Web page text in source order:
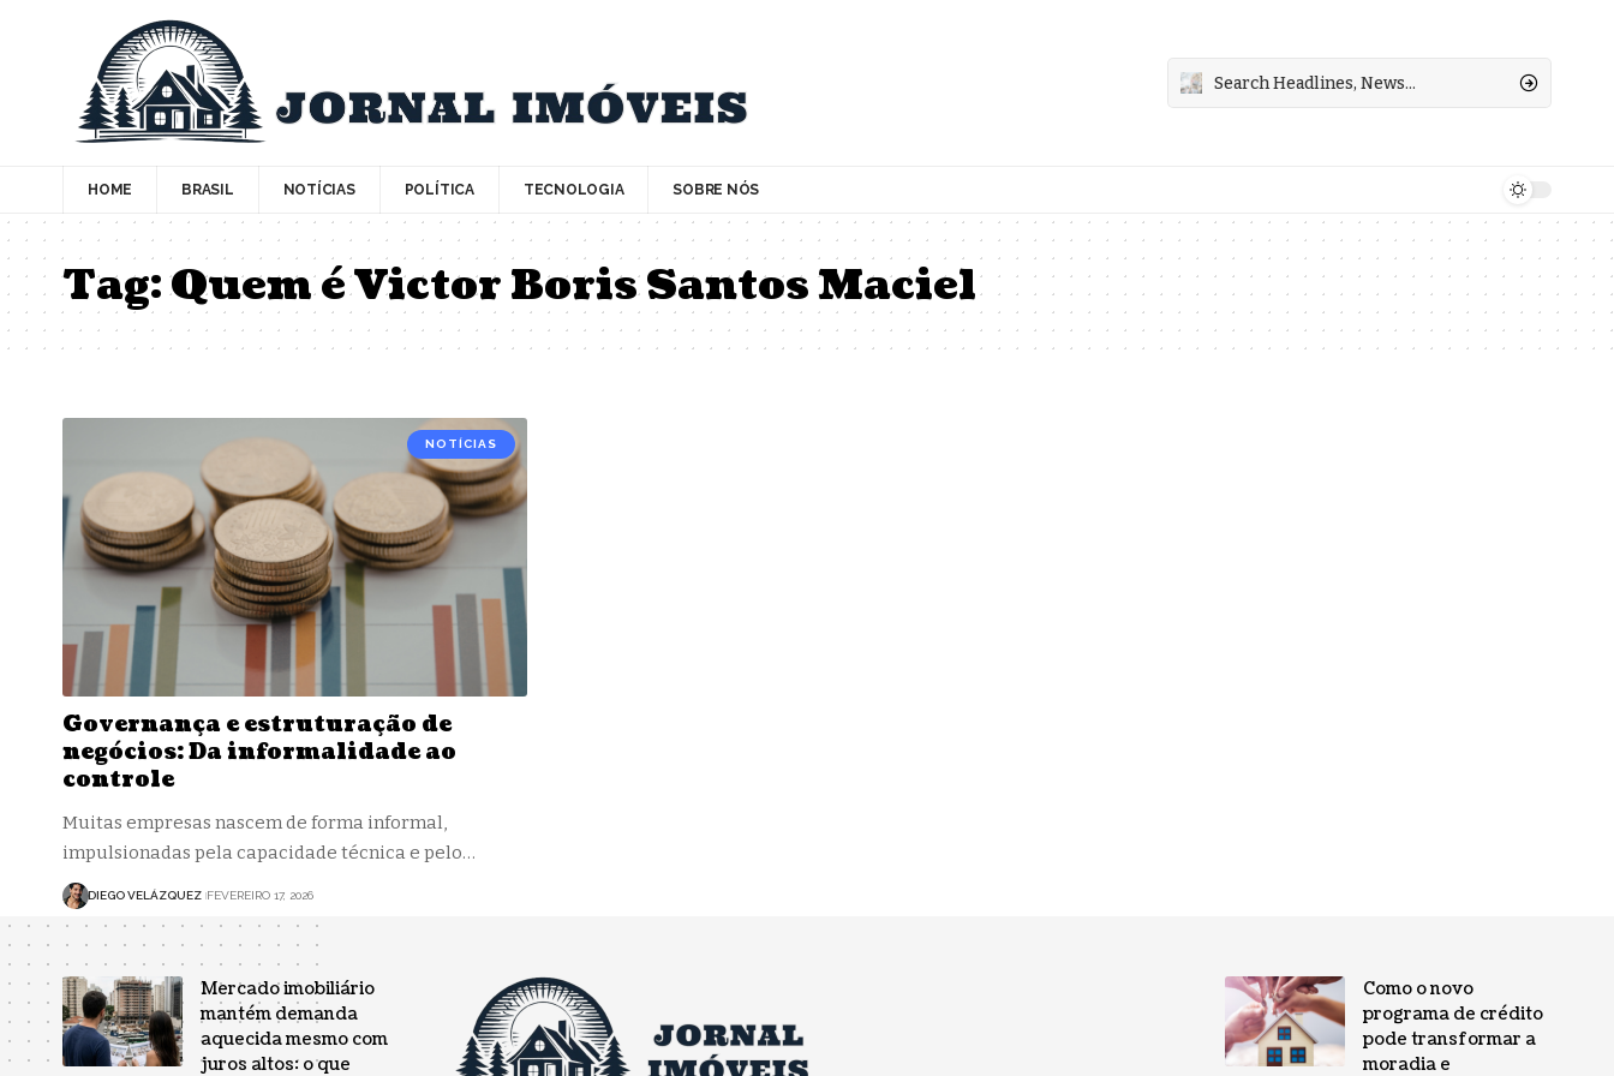
HOME BRASIL NOTÍCIAS POLÍTICA TECNOLOGIA SOBRE NÓS
Tag:Quem é Victor Boris Santos Maciel
NOTÍCIAS
Governança e estruturação de
negócios: Da informalidade ao
controle
Muitas empresas nascem de forma informal,
impulsionadas pela capacidade técnica e pelo…
DIEGO VELÁZQUEZ FEVEREIRO 17, 2026
Mercado imobiliário
mantém demanda
aquecida mesmo com
juros altos: o que
Como o novo
programa de crédito
pode transformar a
moradia e